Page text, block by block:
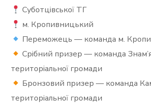
Суботцівської ТГ
м. Кропивницький
Переможець — команда м.
Срібний призер — команда
територіальної громади
Бронзовий призер — команда
територіальної громади